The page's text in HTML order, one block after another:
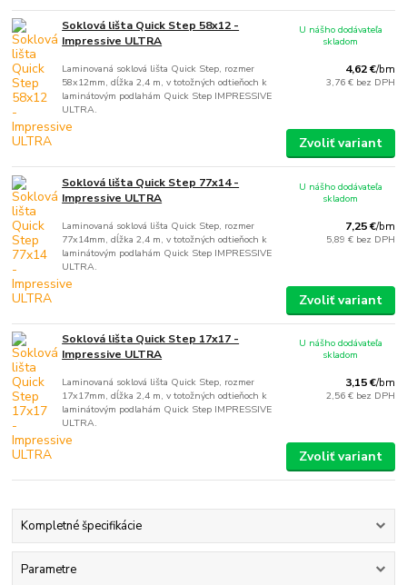
Soklová lišta Quick Step 58x12 -
Impressive ULTRA
Laminovaná soklová lišta Quick Step, rozmer
58x12mm, dĺžka 2,4 m, v totožných odtieňoch k
laminátovým podlahám Quick Step IMPRESSIVE
ULTRA.
4,62 €/bm
3,76 € bez DPH
U nášho dodávateľa
skladom
Zvoliť variant
Soklová lišta Quick Step 77x14 -
Impressive ULTRA
Laminovaná soklová lišta Quick Step, rozmer
77x14mm, dĺžka 2,4 m, v totožných odtieňoch k
laminátovým podlahám Quick Step IMPRESSIVE
ULTRA.
7,25 €/bm
5,89 € bez DPH
U nášho dodávateľa
skladom
Zvoliť variant
Soklová lišta Quick Step 17x17 -
Impressive ULTRA
Laminovaná soklová lišta Quick Step, rozmer
17x17mm, dĺžka 2,4 m, v totožných odtieňoch k
laminátovým podlahám Quick Step IMPRESSIVE
ULTRA.
3,15 €/bm
2,56 € bez DPH
U nášho dodávateľa
skladom
Zvoliť variant
Kompletné špecifikácie
Parametre